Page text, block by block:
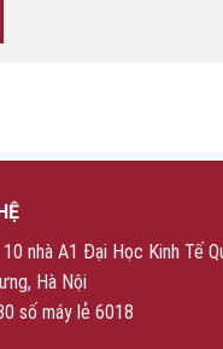
nhà A1 Đại Học Kinh Tế
Hà Nội
số máy lẻ 6018